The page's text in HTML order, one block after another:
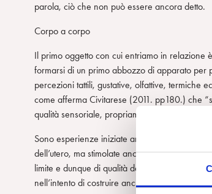
parola, ciò che non può essere ancora detto.
Corpo a corpo
Il primo oggetto con cui entriamo in relazione
formarsi di un primo abbozzo di apparato per
percezioni tattili, gustative, olfattive, termiche
come afferma Civitarese (2011. pp180.) che
qualità sensoriale, propriamente
Sono esperienze iniziate ancora prima della
dell’utero, ma stimolate anche dai movimenti
limite e dunque di qualità del contenitore. In
nell’intento di costruire anche una nostra